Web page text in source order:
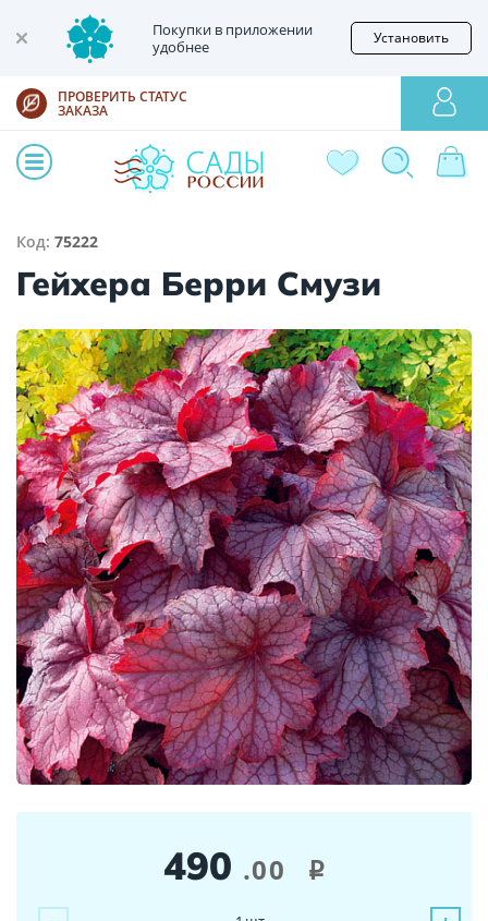
Покупки в приложении
удобнее
Установить
ПРОВЕРИТЬ СТАТУС
ЗАКАЗА
Код: 75222
Гейхера Берри Смузи
490 .00 i